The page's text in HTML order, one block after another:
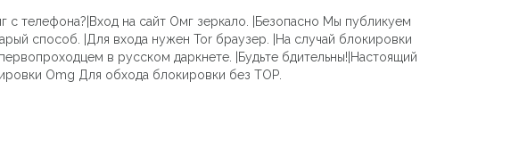
с телефона?|Вход на сайт Омг зеркало. |Безопасно Мы публикуем
способ. |Для входа нужен Tor браузер. |На случай блокировки
в русском даркнете. |Будьте бдительны!|Настоящий
Omg Для обхода блокировки без ТОР.